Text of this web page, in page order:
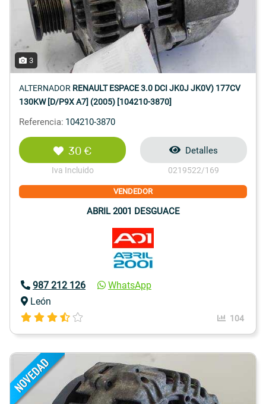
3
ALTERNADOR RENAULT ESPACE 3.0 DCI JK0J JK0V) 177CV
130KW [D/P9X A7] (2005) [104210-3870]
Referencia: 104210-3870
30 €
Iva Incluido
Detalles
0219522/169
VENDEDOR
ABRIL 2001 DESGUACE
987 212 126
WhatsApp
León
104